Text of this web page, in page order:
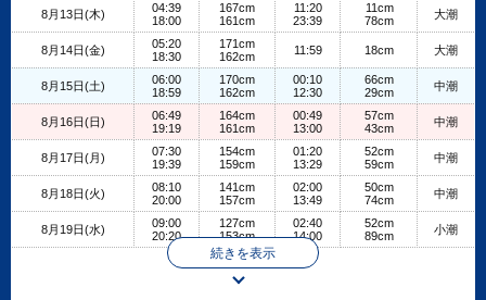
8月13日(木)
04:39
18:00
167cm
161cm
11:20
23:39
11cm
78cm
大潮
8月14日(金)
05:20
18:30
171cm
162cm
11:59 18cm 大潮
8月15日(土)
06:00
18:59
170cm
162cm
00:10
12:30
66cm
29cm
中潮
8月16日(日)
06:49
19:19
164cm
161cm
00:49
13:00
57cm
43cm
中潮
8月17日(月)
07:30
19:39
154cm
159cm
01:20
13:29
52cm
59cm
中潮
8月18日(火)
08:10
20:00
141cm
157cm
02:00
13:49
50cm
74cm
中潮
8月19日(水)
09:00
20:20
127cm
153cm
02:40
14:00
52cm
89cm
小潮
続きを表示